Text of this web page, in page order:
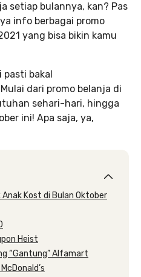
setiap bulannya, kan? Pas
info berbagai promo
yang bisa bikin kamu
pasti bakal
dari promo belanja di
sehari-hari, hingga
ini! Apa saja, ya,
Kost di Bulan Oktober
Heist
“Gantung” Alfamart